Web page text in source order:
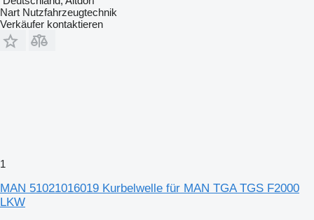
Nart Nutzfahrzeugtechnik
Verkäufer kontaktieren
1
MAN 51021016019 Kurbelwelle für MAN TGA TGS F2000
LKW